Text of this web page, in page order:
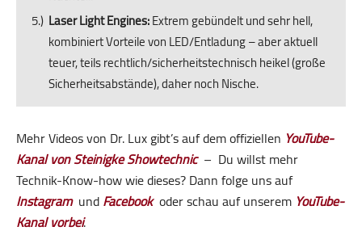
Laser Light Engines:Extrem gebündelt und sehr hell,
kombiniert Vorteile von LED/Entladung – aber aktuell
teuer, teils rechtlich/sicherheitstechnisch heikel (große
Sicherheitsabstände), daher noch Nische.
Mehr Videos von Dr. Lux gibt’s auf dem offiziellen YouTube-
Kanal von Steinigke Showtechnic– Du willst mehr
Technik-Know-how wie dieses? Dann folge uns auf
InstagramundFacebookoder schau auf unserem YouTube-
Kanal vorbei.